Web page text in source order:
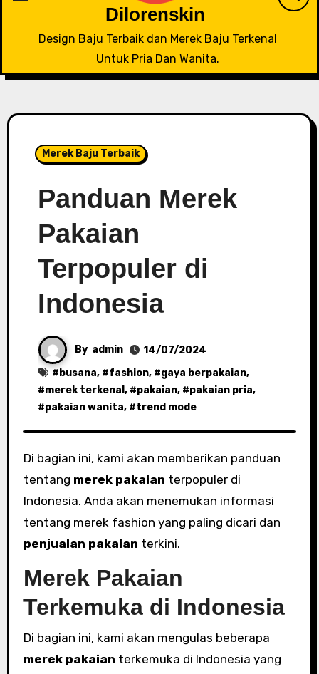
Dilorenskin
Design Baju Terbaik dan Merek Baju Terkenal
Untuk Pria Dan Wanita.
Merek Baju Terbaik
Panduan Merek
Pakaian
Terpopuler di
Indonesia
By admin
14/07/2024
# busana, #fashion, #gaya berpakaian,
#merek terkenal , #pakaian, #pakaian pria,
#pakaian wanita, #trend mode
Di bagian ini, kami akan memberikan panduan
tentang merek pakaian terpopuler di
Indonesia. Anda akan menemukan informasi
tentang merek fashion yang paling dicari dan
penjualan pakaian terkini.
Merek Pakaian
Terkemuka di Indonesia
Di bagian ini, kami akan mengulas beberapa
merek pakaian terkemuka di Indonesia yang